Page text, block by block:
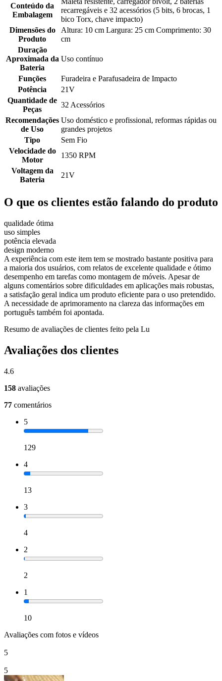
Conteúdo da
Embalagem
recarregáveis e 32 acessórios (5 bits, 6 brocas, 1
bico Torx, chave impacto)
Dimensões do
Produto
Altura: 10 cm Largura: 25 cm Comprimento: 30
cm
Duração
Aproximada da
Bateria
Uso contínuo
Funções
Furadeira e Parafusadeira de Impacto
Potência
21V
Quantidade de
Peças
32 Acessórios
Recomendações
de Uso
Uso doméstico e profissional, reformas rápidas ou
grandes projetos
Tipo
Sem Fio
Velocidade do
Motor
1350 RPM
Voltagem da
Bateria
21V
O que os clientes estão falando do produto
qualidade ótima
uso simples
potência elevada
design moderno
A experiência com este item tem se mostrado bastante positiva para
a maioria dos usuários, com relatos de excelente qualidade e ótimo
desempenho em tarefas como montagem de móveis. Apesar de
alguns comentários sobre dificuldades em aplicações mais robustas,
a satisfação geral indica um produto eficiente para o uso pretendido.
A necessidade de aprimoramento na clareza das informações em
português também foi apontada.
Resumo de avaliações de clientes feito pela Lu
Avaliações dos clientes
4.6
158 avaliações
77 comentários
5
129
4
13
3
4
2
2
1
10
Avaliações com fotos e vídeos
5
5